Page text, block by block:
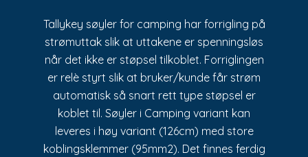
Tallykey søyler for camping har forrigling på
strømuttak slik at uttakene er spenningsløs
når det ikke er støpsel tilkoblet. Forriglingen
er relè styrt slik at bruker/kunde får strøm
automatisk så snart rett type støpsel er
koblet til. Søyler i Camping variant kan
leveres i høy variant (126cm) med store
koblingsklemmer (95mm2). Det finnes ferdig